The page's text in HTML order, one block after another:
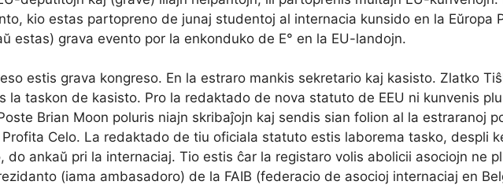
kio estas partopreno de junaj studentoj al internacia kunsido en la Eŭropa
estas) grava evento por la enkonduko de E° en la EU-landojn.
estis grava kongreso. En la estraro mankis sekretario kaj kasisto. Zlatko
la taskon de kasisto. Pro la redaktado de nova statuto de EEU ni kunvenis
Brian Moon poluris niajn skribaĵojn kaj sendis sian folion al la estraranoj
Celo. La redaktado de tiu oficiala statuto estis laborema tasko, despli
do ankaŭ pri la internaciaj. Tio estis ĉar la registaro volis abolicii asociojn ne
(iama ambasadoro) de la FAIB (federacio de asocioj internaciaj en